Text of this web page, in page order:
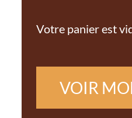
Votre panier est
VOIR